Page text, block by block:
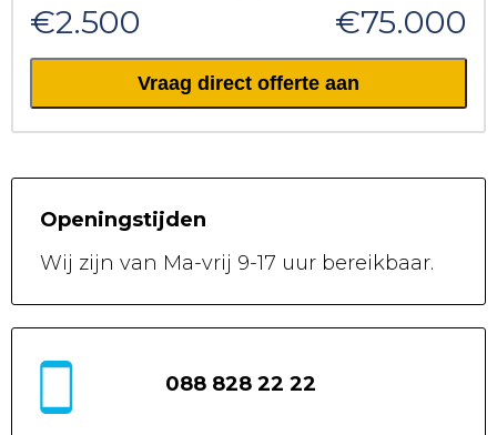
€2.500 €75.000
Vraag direct offerte aan
Openingstijden
Wij zijn van Ma-vrij 9-17 uur bereikbaar.
088 828 22 22